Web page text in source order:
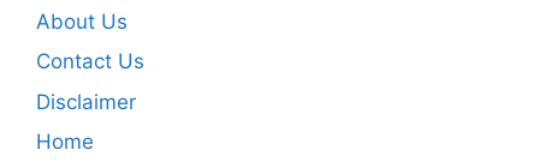
About Us
Contact Us
Disclaimer
Home